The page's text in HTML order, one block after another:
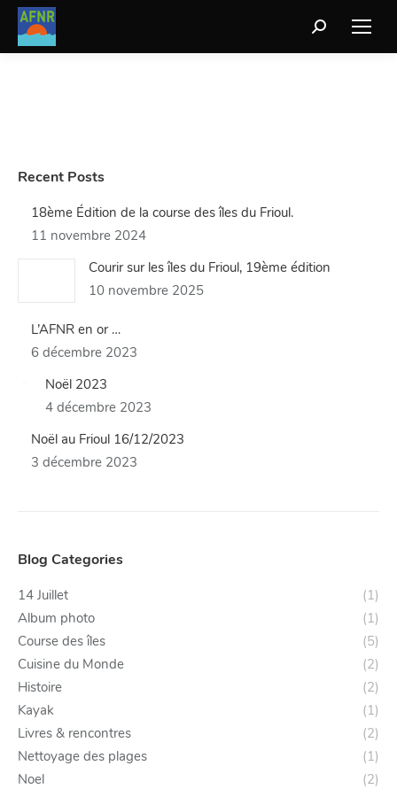
Recherche
:
Recent Posts
18ème Édition de la course des îles du Frioul.
11 novembre 2024
Courir sur les îles du Frioul, 19ème édition
10 novembre 2025
L’AFNR en or …
6 décembre 2023
Noël 2023
4 décembre 2023
Noël au Frioul 16/12/2023
3 décembre 2023
Blog Categories
14 Juillet
(1)
Album photo
(1)
Course des îles
(5)
Cuisine du Monde
(2)
Histoire
(2)
Kayak
(1)
Livres & rencontres
(2)
Nettoyage des plages
(1)
Noel
(2)